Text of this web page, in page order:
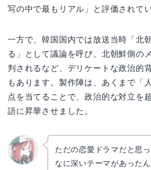
写の中で最もリアル」と評価されて
一方で、韓国国内では放送当時「北
る」として議論を呼び、北朝鮮側の
判されるなど、デリケートな政治的
もあります。製作陣は、あくまで「
点を当てることで、政治的な対立を
語に昇華させました。
ただの恋愛ドラマだと思
なに深いテーマがあった